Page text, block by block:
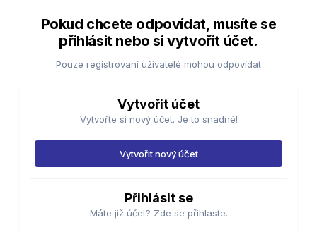
Pokud chcete odpovídat, musíte se
přihlásit nebo si vytvořit účet.
Pouze registrovaní uživatelé mohou odpovídat
Vytvořit účet
Vytvořte si nový účet. Je to snadné!
Vytvořit nový účet
Přihlásit se
Máte již účet? Zde se přihlaste.